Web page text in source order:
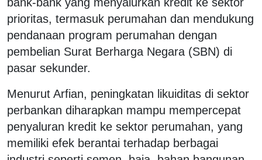
prioritas, termasuk perumahan dan mendukung
pendanaan program perumahan dengan
pembelian Surat Berharga Negara (SBN) di
pasar sekunder.
Menurut Arfian, peningkatan likuiditas di sektor
perbankan diharapkan mampu mempercepat
penyaluran kredit ke sektor perumahan, yang
memiliki efek berantai terhadap berbagai